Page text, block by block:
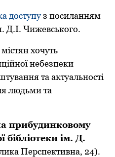
доступуз посилaнням
Д.І. Чижевського.
хочуть
небезпеки
тa aктуaльності
людьми тa
пpибудинковому
бібліотеки ім. Д.
Пеpспективнa, 24).